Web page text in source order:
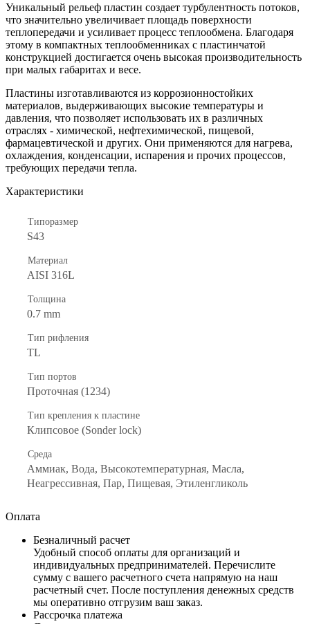
Уникальный рельеф пластин создает турбулентность потоков,
что значительно увеличивает площадь поверхности
теплопередачи и усиливает процесс теплообмена. Благодаря
этому в компактных теплообменниках с пластинчатой
конструкцией достигается очень высокая производительность
при малых габаритах и весе.
Пластины изготавливаются из коррозионностойких
материалов, выдерживающих высокие температуры и
давления, что позволяет использовать их в различных
отраслях - химической, нефтехимической, пищевой,
фармацевтической и других. Они применяются для нагрева,
охлаждения, конденсации, испарения и прочих процессов,
требующих передачи тепла.
Характеристики
Типоразмер
S43
Материал
AISI 316L
Толщина
0.7 mm
Тип рифления
ТL
Тип портов
Проточная (1234)
Тип крепления к пластине
Клипсовое (Sonder lock)
Среда
Аммиак, Вода, Высокотемпературная, Масла,
Неагрессивная, Пар, Пищевая, Этиленгликоль
Оплата
Безналичный расчет
Удобный способ оплаты для организаций и
индивидуальных предпринимателей. Перечислите
сумму с вашего расчетного счета напрямую на наш
расчетный счет. После поступления денежных средств
мы оперативно отгрузим ваш заказ.
Рассрочка платежа